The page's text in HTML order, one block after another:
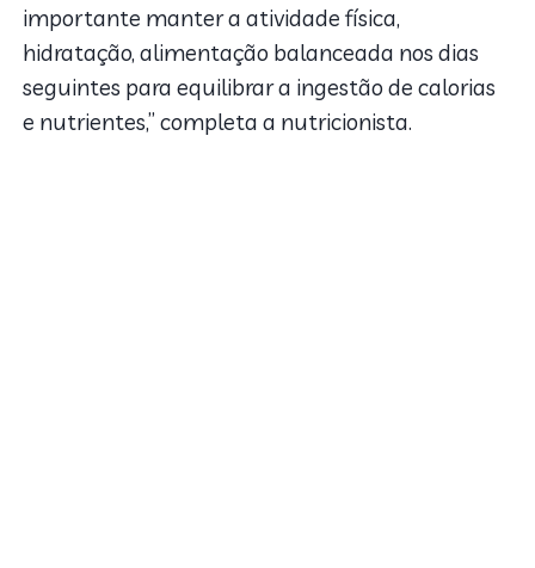
importante manter a atividade física,
hidratação, alimentação balanceada nos dias
seguintes para equilibrar a ingestão de calorias
e nutrientes,” completa a nutricionista.